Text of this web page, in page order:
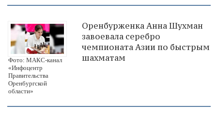
Фото: МАКС-канал
«Инфоцентр
Правительства
Оренбургской
области»
Оренбурженка Анна Шухман
завоевала серебро
чемпионата Азии по быстрым
шахматам